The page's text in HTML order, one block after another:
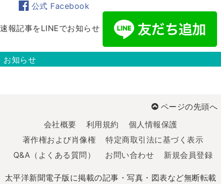
公式 Facebook
速報記事をLINEでお知らせ
お知らせ
ページの先頭へ
会社概要
利用規約
個人情報保護
著作権および肖像権
特定商取引法に基づく表示
Q&A（よくある質問）
お問い合わせ 新規会員登録
太平洋新聞電子版に掲載の記事・写真・図表など無断転載